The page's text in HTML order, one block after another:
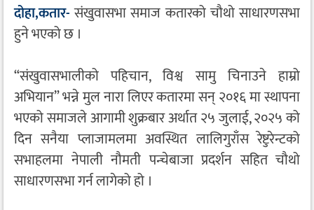
दोहा,कतार-संखुवासभा समाज कतारको चौथो साधारणसभा
हुने भएको छ ।
“संखुवासभालीको पहिचान, विश्व सामु चिनाउने हाम्रो
अभियान” भन्ने मुल नारा लिएर कतारमा सन् २०१६ मा स्थापना
भएको समाजले आगामी शुक्रबार अर्थात २५ जुलाई, २०२५ को
दिन सनैया प्लाजामलमा अवस्थित लालिगुराँस रेष्टुरेन्टको
सभाहलमा नेपाली नौमती पन्चेबाजा प्रदर्शन सहित चौथो
साधारणसभा गर्न लागेको हो ।